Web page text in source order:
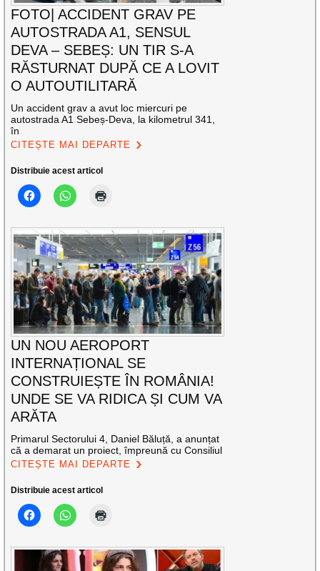
FOTO| ACCIDENT GRAV PE
AUTOSTRADA A1, SENSUL
DEVA – SEBEȘ: UN TIR S-A
RĂSTURNAT DUPĂ CE A LOVIT
O AUTOUTILITARĂ
Un accident grav a avut loc miercuri pe
autostrada A1 Sebeș-Deva, la kilometrul 341,
în
CITEȘTE MAI DEPARTE
Distribuie acest articol
UN NOU AEROPORT
INTERNAȚIONAL SE
CONSTRUIEȘTE ÎN ROMÂNIA!
UNDE SE VA RIDICA ȘI CUM VA
ARĂTA
Primarul Sectorului 4, Daniel Băluță, a anunțat
că a demarat un proiect, împreună cu Consiliul
CITEȘTE MAI DEPARTE
Distribuie acest articol